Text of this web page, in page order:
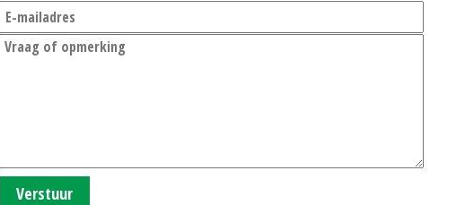
Verstuur